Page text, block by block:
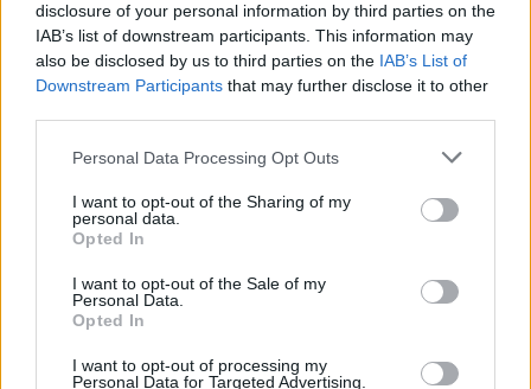
disclosure of your personal information by third parties on the
IAB’s list of downstream participants. This information may
also be disclosed by us to third parties on the IAB’s List of
Downstream Participants that may further disclose it to other
Personal Data Processing Opt Outs
I want to opt-out of the Sharing of my
personal data.
Opted In
I want to opt-out of the Sale of my
Personal Data.
Opted In
I want to opt-out of processing my
Personal Data for Targeted Advertising.
Λ.Μενδώνη: Με το Εθνικό
δημιουργήσαμε τις
τεχνολογικές υποδομές που
απαιτεί η πολιτιστική
τις πληγές που άνοιξε ο
σεισμός το 2017 στα μνημεία